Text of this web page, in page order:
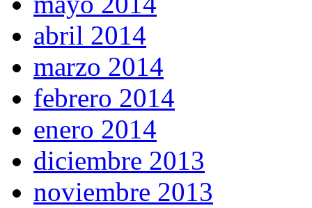
abril 2014
marzo 2014
febrero 2014
enero 2014
diciembre 2013
noviembre 2013